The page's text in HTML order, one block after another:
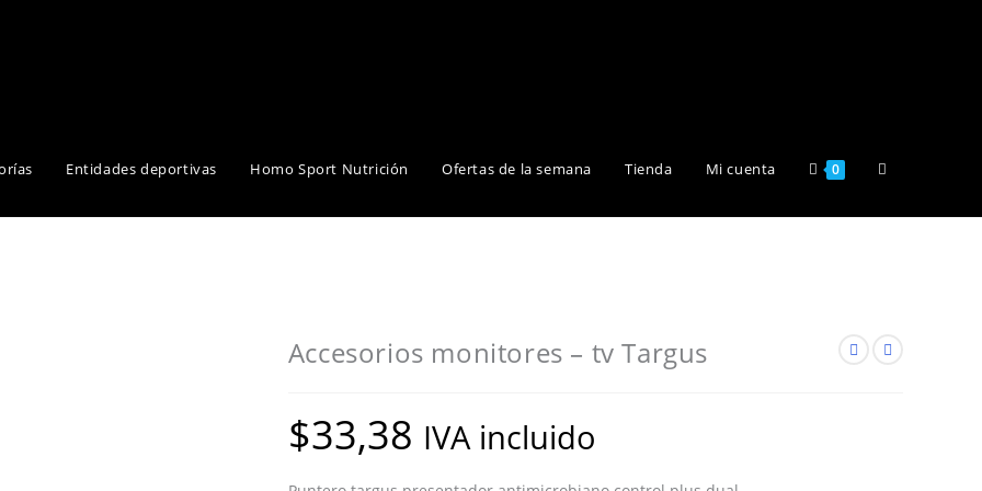
Entidades deportivas Homo Sport Nutrición Ofertas de la semana Tienda Mi cuenta 0 Alternar
Accesorios monitores – tv Targus
$33,38 IVA incluido